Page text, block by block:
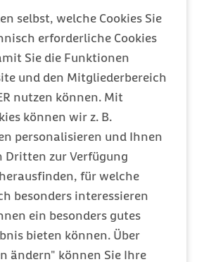
selbst, welche Cookies Sie
erforderliche Cookies
Sie die Funktionen
und den Mitgliederbereich
nutzen können. Mit
können wir z. B.
personalisieren und Ihnen
Dritten zur Verfügung
für welche
besonders interessieren
ein besonders gutes
bieten können. Über
ändern" können Sie Ihre
als Download. Gestartet
für Berlin, Mecklenburg-
Sachsen, Schleswig-
Ein bundeslandneutraler
Er richtet sich an
Bundesland keine
sich aber dennoch zu
möchten.
Es geht um die eigene
Helfer, den angemessenen
mit Demenz oder
Verhalten bei Notfällen.
Hintergründe oder die